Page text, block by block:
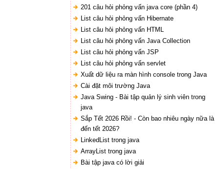
201 câu hỏi phỏng vấn java core (phần 4)
List câu hỏi phỏng vấn Hibernate
List câu hỏi phỏng vấn HTML
List câu hỏi phỏng vấn Java Collection
List câu hỏi phỏng vấn JSP
List câu hỏi phỏng vấn servlet
Xuất dữ liệu ra màn hình console trong Java
Cài đặt môi trường Java
Java Swing - Bài tập quản lý sinh viên trong
java
Sắp Tết 2026 Rồi! - Còn bao nhiêu ngày nữa là
đến tết 2026?
LinkedList trong java
ArrayList trong java
Bài tập java có lời giải